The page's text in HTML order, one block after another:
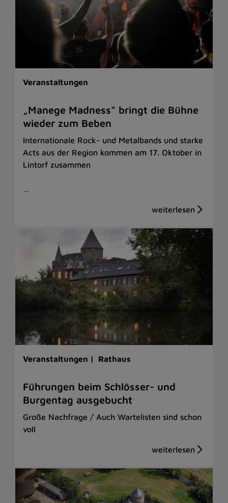
Veranstaltungen
„Manege Madness“ bringt die Bühne
wieder zum Beben
Internationale Rock- und Metalbands und starke
Acts aus der Region kommen am 17. Oktober in
Lintorf zusammen
…
Veranstaltungen | Rathaus
Führungen beim Schlösser- und
Burgentag ausgebucht
Große Nachfrage / Auch Wartelisten sind schon
voll